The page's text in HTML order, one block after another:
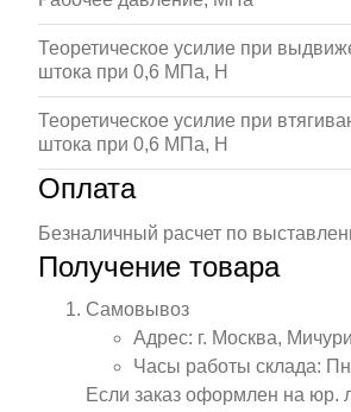
Теоретическое усилие при
штока при 0,6 МПа, Н
Теоретическое усилие при
штока при 0,6 МПа, Н
Оплата
Безналичный расчет по
Получение товара
Самовывоз
Адрес: г. Москва,
Часы работы склада:
Если заказ оформлен на юр.